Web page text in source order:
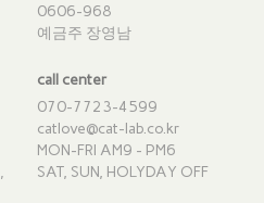
0606-968
예금주 장영남
call center
070-7723-4599
catlove@cat-lab.co.kr
MON-FRI AM9 - PM6
SAT, SUN, HOLYDAY OFF